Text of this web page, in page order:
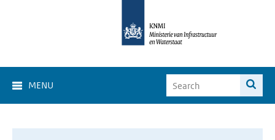
MENU